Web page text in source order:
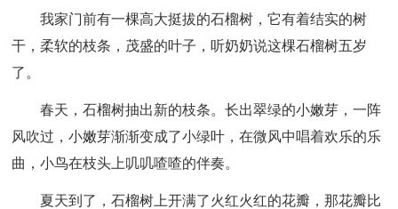
我家门前有一棵高大挺拔的石榴树，它有着结实的树
干，柔软的枝条，茂盛的叶子，听奶奶说这棵石榴树五岁
了。
春天，石榴树抽出新的枝条。长出翠绿的小嫩芽，一阵
风吹过，小嫩芽渐渐变成了小绿叶，在微风中唱着欢乐的乐
曲，小鸟在枝头上叽叽喳喳的伴奏。
夏天到了，石榴树上开满了火红火红的花瓣，那花瓣比